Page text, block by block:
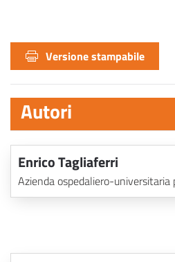
Versione stampabile
Autori
Enrico Tagliaferri
Azienda ospedaliero-universitaria